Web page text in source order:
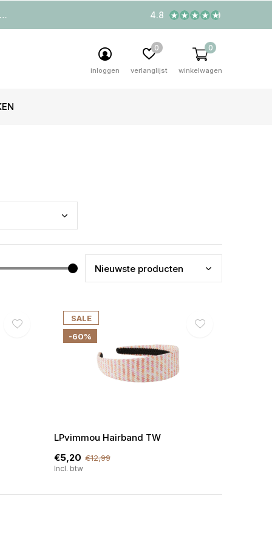
inloggen verlanglijst
0
winkelwagen
0
4.8
SALE
-60%
LPvimmou Hairband TW
€5,20 €12,99
Incl. btw